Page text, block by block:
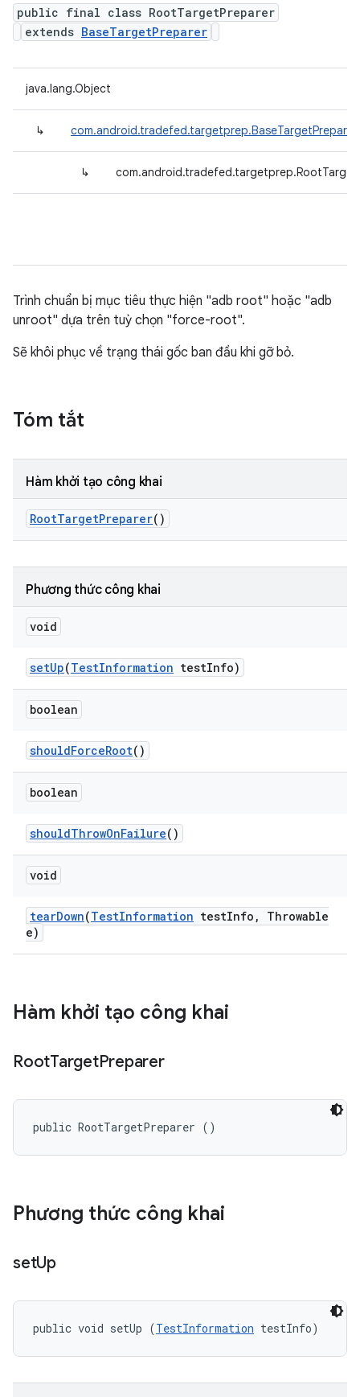
public final class RootTargetPreparer
extends BaseTargetPreparer
java.lang.Object
↳ com.android.tradefed.targetprep.BaseTargetPreparer
↳
Trình chuẩn bị mục tiêu thực hiện "adb root" hoặc "adb
unroot" dựa trên tuỳ chọn "force-root".
Sẽ khôi phục về trạng thái gốc ban đầu khi gỡ bỏ.
Tóm tắt
Hàm khởi tạo công khai
RootTargetPreparer()
Phương thức công khai
void
setUp(TestInformation testInfo)
boolean
shouldForceRoot()
boolean
shouldThrowOnFailure()
void
tearDown(TestInformation testInfo ,
Throwable
e)
Hàm khởi tạo công khai
RootTargetPreparer
public RootTargetPreparer ()
Phương thức công khai
setUp
public void setUp (TestInformation testInfo)